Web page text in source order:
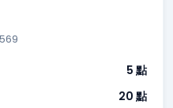
5 點
20 點